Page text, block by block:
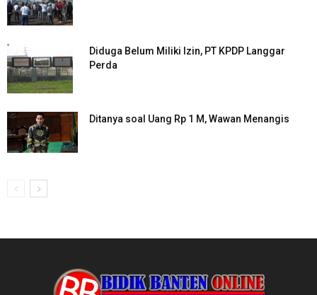
Diduga Belum Miliki Izin, PT KPDP Langgar
Perda
Ditanya soal Uang Rp 1 M, Wawan Menangis